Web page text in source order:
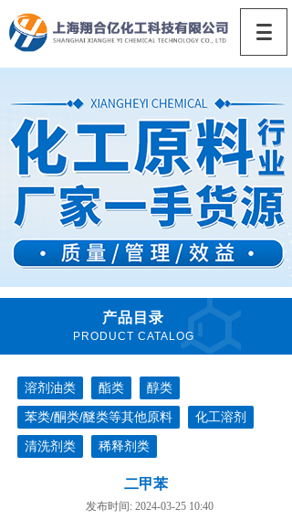
产品目录
PRODUCT CATALOG
溶剂油类 酯类
醇类
苯类/酮类/醚类等其他原料
化工溶剂
清洗剂类
稀释剂类
二甲苯
发布时间: 2024-03-25 10:40